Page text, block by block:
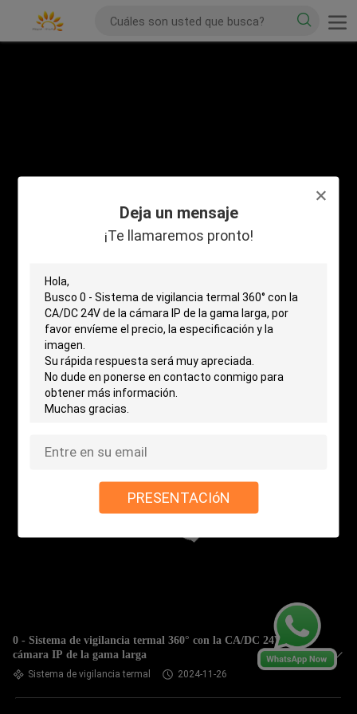
Deja un mensaje
¡Te llamaremos pronto!
PRESENTACIóN
0 - Sistema de vigilancia termal 360° con la CA/DC 24V de la
cámara IP de la gama larga
Sistema de vigilancia termal 2024-11-26